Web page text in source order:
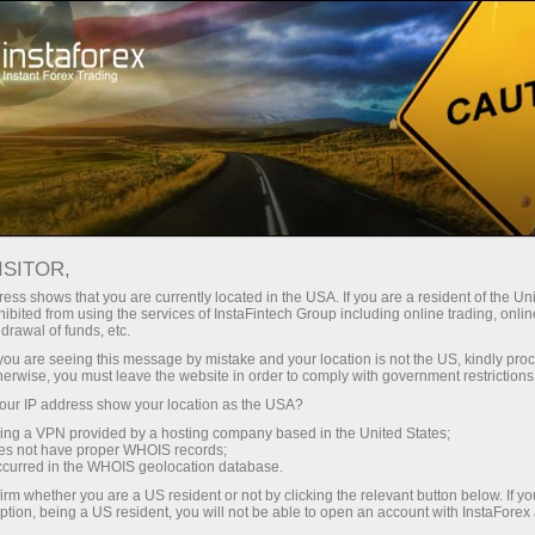
InstaForex के बारे में
इन्स्टाफोरेक्स कंपनी का
इतिहास
इंस्टाफिनटेक कंपनियों के समूह द्वारा 2007 में इंस्टाफॉरेक्स
की स्थापना की गई थी। पंजीकरण के बाद, ब्रोकर ने
मेटाकोट्स सॉफ़्टवेयर, ऑनलाइन ट्रेडिंग सॉफ़्टवेयर के
अग्रणी प्रदाता, और सबसे बड़े समाचार प्रदाताओं, जैसे ई-
सिग्नल, रॉयटर्स, आदि के साथ अनुबंध पर हस्ताक्षर किए।
अपनी गतिविधि के पहले महीनों में, ब्रोकर ने बड़े पश्चिमी देशों
shows that you are currently located in the USA. If you are a resident of the
from using the services of InstaFintech Group including online trading,
of funds, etc.
are seeing this message by mistake and your location is not the US, kindly
you must leave the website in order to comply with government
IP address show your location as the USA?
a VPN provided by a hosting company based in the United States;
not have proper WHOIS records;
in the WHOIS geolocation database.
whether you are a US resident or not by clicking the relevant button below. If
being a US resident, you will not be able to open an account with InstaForex